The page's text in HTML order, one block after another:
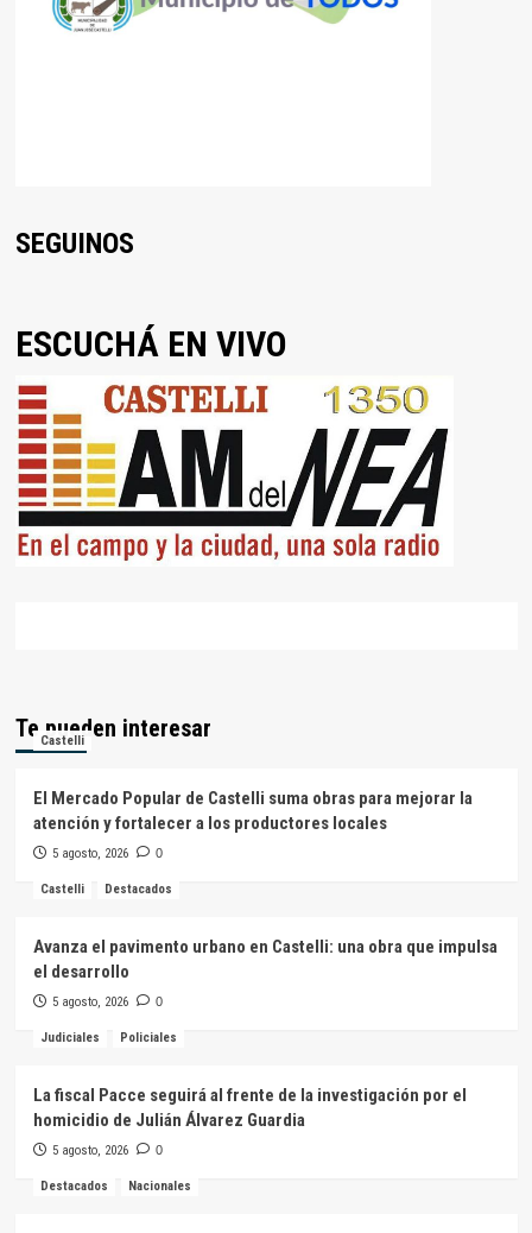
SEGUINOS
ESCUCHÁ EN VIVO
Te pueden interesar
Castelli
El Mercado Popular de Castelli suma obras para mejorar la
atención y fortalecer a los productores locales
5 agosto, 2026 0
Castelli Destacados
Avanza el pavimento urbano en Castelli: una obra que impulsa
el desarrollo
5 agosto, 2026 0
Judiciales Policiales
La fiscal Pacce seguirá al frente de la investigación por el
homicidio de Julián Álvarez Guardia
5 agosto, 2026 0
Destacados Nacionales